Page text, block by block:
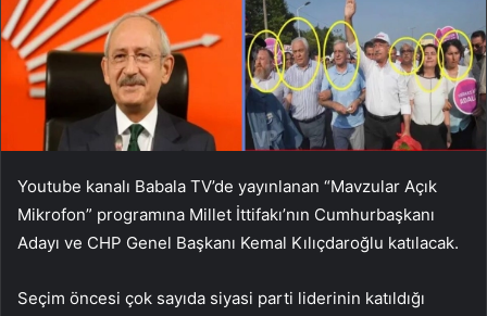
Youtube kanalı Babala TV’de yayınlanan “Mavzular Açık
Mikrofon” programına Millet İttifakı’nın Cumhurbaşkanı
Adayı ve CHP Genel Başkanı Kemal Kılıçdaroğlu katılacak.
Seçim öncesi çok sayıda siyasi parti liderinin katıldığı